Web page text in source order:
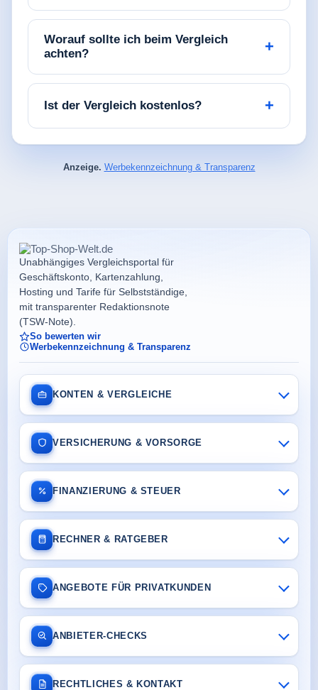
Worauf sollte ich beim Vergleich
achten?
Ist der Vergleich kostenlos?
Anzeige. Werbekennzeichnung & Transparenz
Unabhängiges Vergleichsportal für
Geschäftskonto, Kartenzahlung,
Hosting und Tarife für Selbstständige,
mit transparenter Redaktionsnote
(TSW-Note).
So bewerten wir
Werbekennzeichnung & Transparenz
KONTEN & VERGLEICHE
VERSICHERUNG & VORSORGE
FINANZIERUNG & STEUER
RECHNER & RATGEBER
ANGEBOTE FÜR PRIVATKUNDEN
ANBIETER-CHECKS
RECHTLICHES & KONTAKT